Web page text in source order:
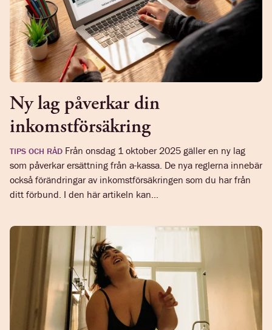
Ny lag påverkar din
inkomstförsäkring
TIPS OCH RÅD Från onsdag 1 oktober 2025 gäller en ny lag
som påverkar ersättning från a-kassa. De nya reglerna innebär
också förändringar av inkomstförsäkringen som du har från
ditt förbund. I den här artikeln kan...